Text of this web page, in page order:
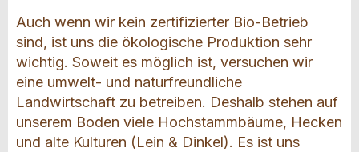
Auch wenn wir kein zertifizierter Bio-Betrieb
sind, ist uns die ökologische Produktion sehr
wichtig. Soweit es möglich ist, versuchen wir
eine umwelt- und naturfreundliche
Landwirtschaft zu betreiben. Deshalb stehen auf
unserem Boden viele Hochstammbäume, Hecken
und alte Kulturen (Lein & Dinkel). Es ist uns